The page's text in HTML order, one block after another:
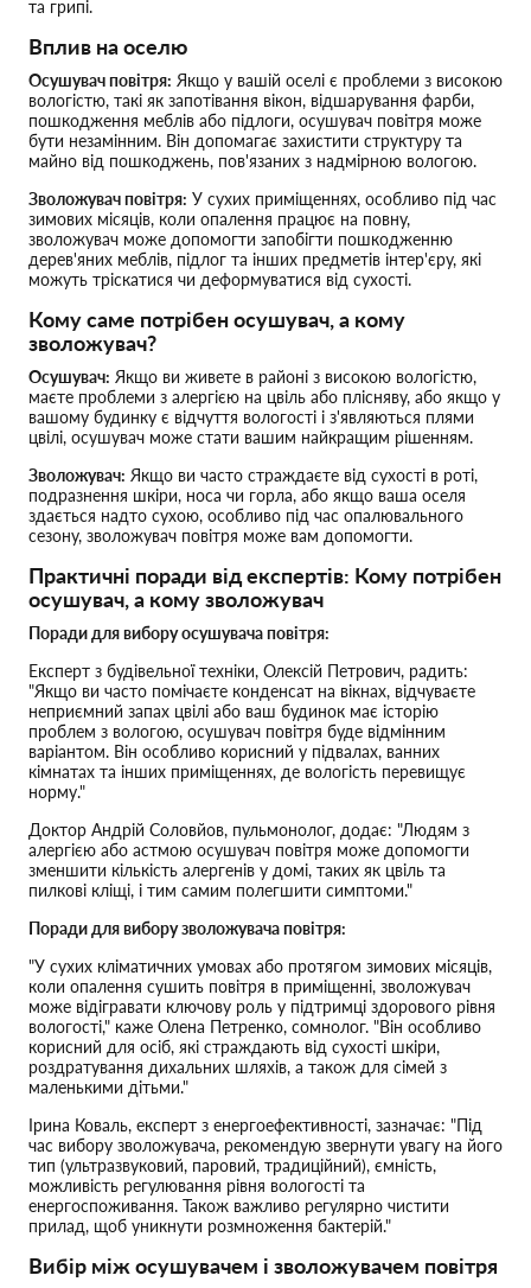
та грипі.
Вплив на оселю
Осушувач повітря: Якщо у вашій оселі є проблеми з високою
вологістю, такі як запотівання вікон, відшарування фарби,
пошкодження меблів або підлоги, осушувач повітря може
бути незамінним. Він допомагає захистити структуру та
майно від пошкоджень, пов'язаних з надмірною вологою.
Зволожувач повітря: У сухих приміщеннях, особливо під час
зимових місяців, коли опалення працює на повну,
зволожувач може допомогти запобігти пошкодженню
дерев'яних меблів, підлог та інших предметів інтер'єру, які
можуть тріскатися чи деформуватися від сухості.
Кому саме потрібен осушувач, а кому
зволожувач?
Осушувач: Якщо ви живете в районі з високою вологістю,
маєте проблеми з алергією на цвіль або плісняву, або якщо у
вашому будинку є відчуття вологості і з'являються плями
цвілі, осушувач може стати вашим найкращим рішенням.
Зволожувач: Якщо ви часто страждаєте від сухості в роті,
подразнення шкіри, носа чи горла, або якщо ваша оселя
здається надто сухою, особливо під час опалювального
сезону, зволожувач повітря може вам допомогти.
Практичні поради від експертів: Кому потрібен
осушувач, а кому зволожувач
Поради для вибору осушувача повітря:
Експерт з будівельної техніки, Олексій Петрович, радить:
"Якщо ви часто помічаєте конденсат на вікнах, відчуваєте
неприємний запах цвілі або ваш будинок має історію
проблем з вологою, осушувач повітря буде відмінним
варіантом. Він особливо корисний у підвалах, ванних
кімнатах та інших приміщеннях, де вологість перевищує
норму."
Доктор Андрій Соловйов, пульмонолог, додає: "Людям з
алергією або астмою осушувач повітря може допомогти
зменшити кількість алергенів у домі, таких як цвіль та
пилкові кліщі, і тим самим полегшити симптоми."
Поради для вибору зволожувача повітря:
"У сухих кліматичних умовах або протягом зимових місяців,
коли опалення сушить повітря в приміщенні, зволожувач
може відігравати ключову роль у підтримці здорового рівня
вологості," каже Олена Петренко, сомнолог. "Він особливо
корисний для осіб, які страждають від сухості шкіри,
роздратування дихальних шляхів, а також для сімей з
маленькими дітьми."
Ірина Коваль, експерт з енергоефективності, зазначає: "Під
час вибору зволожувача, рекомендую звернути увагу на його
тип (ультразвуковий, паровий, традиційний), ємність,
можливість регулювання рівня вологості та
енергоспоживання. Також важливо регулярно чистити
прилад, щоб уникнути розмноження бактерій."
Вибір між осушувачем і зволожувачем повітря